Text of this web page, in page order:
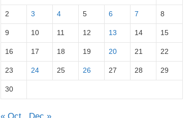
2 3 4 5 6 7 8
9 10 11 12 13 14 15
16 17 18 19 20 21 22
23 24 25 26 27 28 29
30